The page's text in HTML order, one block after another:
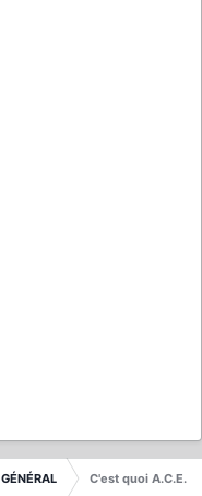
GÉNÉRAL C'est quoi A.C.E.